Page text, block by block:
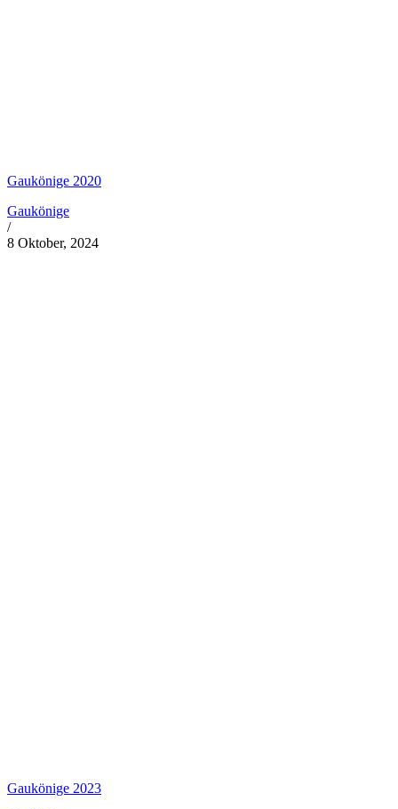
Gaukönige 2020
Gaukönige
/
8 Oktober, 2024
Gaukönige 2023